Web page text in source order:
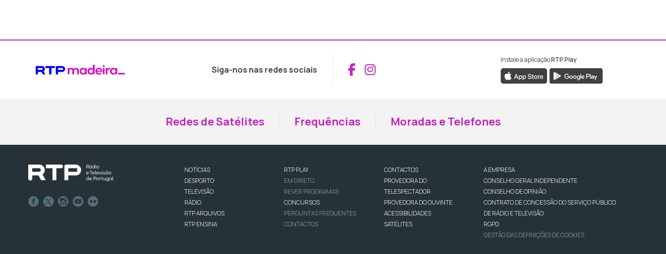
Siga-nos nas redes sociais Aceder ao Facebook da RTP Madeira
Aceder ao Instagram da RTP Madeira
Instale a aplicaçãoRTP Play
Redes de Satélites Frequências Moradas e Telefones
NOTÍCIAS
DESPORTO
TELEVISÃO
RÁDIO
RTP ARQUIVOS
RTP ENSINA
RTP PLAY
EM DIRETO
REVER PROGRAMAS
CONCURSOS
PERGUNTAS FREQUENTES
CONTACTOS
CONTACTOS
PROVEDORA DO
TELESPECTADOR
PROVEDORA DO OUVINTE
ACESSIBILIDADES
SATÉLITES
A EMPRESA
CONSELHO GERAL INDEPENDENTE
CONSELHO DE OPINIÃO
CONTRATO DE CONCESSÃO DO SERVIÇO PÚBLICO
DE RÁDIO E TELEVISÃO
RGPD
GESTÃO DAS DEFINIÇÕES DE COOKIES